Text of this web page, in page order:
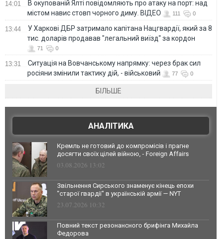
14:01
В окупованій Ялті повідомляють про атаку на порт: над
містом навис стовп чорного диму. ВІДЕО
111 0
13:44
У Харкові ДБР затримало капітана Нацгвардії, який за 8
тис. доларів продавав "легальний виїзд" за кордон
71 0
13:31
Ситуація на Вовчанському напрямку: через брак сил
росіяни змінили тактику дій, - військовий
77 0
БІЛЬШЕ
АНАЛІТИКА
Кремль не готовий до компромісів і прагне
досягти своїх цілей війною, - Foreign Affairs
03.08.2026 13:02
Звільнення Сирського знаменує кінець епохи
"старої гвардії" в українській армії — NYT
23.07.2026 10:32
Повний текст резонансного брифінга Михайла
Федорова